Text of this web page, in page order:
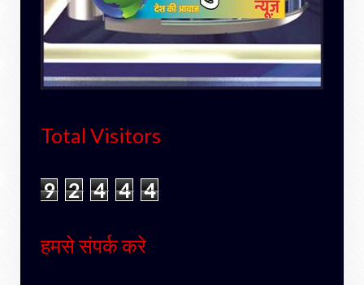
Total Visitors
9 2 4 4 4
हमसे संपर्क करे